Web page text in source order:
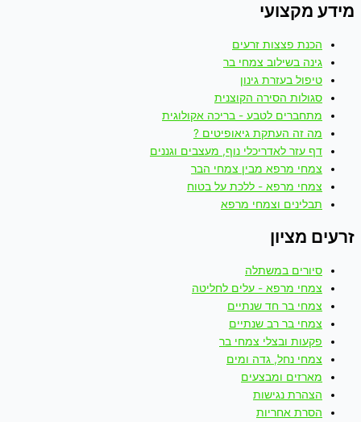
מידע מקצועי
הכנת פצצות זרעים
גינה בשילוב צמחי בר
טיפול בעזרת גינון
סגולות הסירה הקוצנית
מתחברים לטבע - בריכה אקולוגית
מה זה העתקת גיאופיטים ?
דף עזר לאדריכלי נוף, מעצבים וגננים
צמחי מרפא מבין צמחי הבר
צמחי מרפא - ללכת על בטוח
תבלינים וצמחי מרפא
זרעים מציון
סיורים במשתלה
צמחי מרפא - עלים לחליטה
צמחי בר חד שנתיים
צמחי בר רב שנתיים
פקעות ובצלי צמחי בר
צמחי נחל, גדה ומים
מארזים ומבצעים
הצהרת נגישות
הסרת אחריות